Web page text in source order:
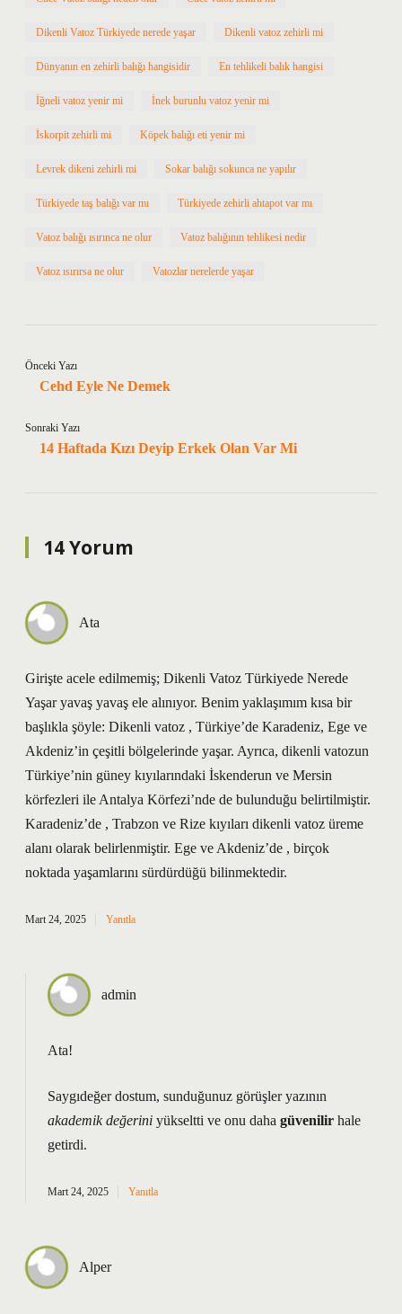
Dikenli Vatoz Türkiyede nerede yaşar Dikenli vatoz zehirli mi
Dünyanın en zehirli balığı hangisidir En tehlikeli balık hangisi
İğneli vatoz yenir mi İnek burunlu vatoz yenir mi
İskorpit zehirli mi Köpek balığı eti yenir mi
Levrek dikeni zehirli mi Sokar balığı sokunca ne yapılır
Türkiyede taş balığı var mı Türkiyede zehirli ahtapot var mı
Vatoz balığı ısırınca ne olur Vatoz balığının tehlikesi nedir
Vatoz ısırırsa ne olur Vatozlar nerelerde yaşar
Önceki Yazı
Cehd Eyle Ne Demek
Sonraki Yazı
14 Haftada Kızı Deyip Erkek Olan Var Mi
14 Yorum
Ata
Girişte acele edilmemiş; Dikenli Vatoz Türkiyede Nerede
Yaşar yavaş yavaş ele alınıyor. Benim yaklaşımım kısa bir
başlıkla şöyle: Dikenli vatoz , Türkiye’de Karadeniz, Ege ve
Akdeniz’in çeşitli bölgelerinde yaşar. Ayrıca, dikenli vatozun
Türkiye’nin güney kıyılarındaki İskenderun ve Mersin
körfezleri ile Antalya Körfezi’nde de bulunduğu belirtilmiştir.
Karadeniz’de , Trabzon ve Rize kıyıları dikenli vatoz üreme
alanı olarak belirlenmiştir. Ege ve Akdeniz’de , birçok
noktada yaşamlarını sürdürdüğü bilinmektedir.
Mart 24, 2025 Yanıtla
admin
Ata!
Saygıdeğer dostum, sunduğunuz görüşler yazının
akademik değerini yükseltti ve onu daha güvenilir hale
getirdi.
Mart 24, 2025 Yanıtla
Alper